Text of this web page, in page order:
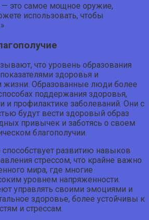
— это самое мощное оружие,
использовать, чтобы
что уровень образования
здоровья и
жизни. Образованные люди более
поддержания здоровья,
и профилактике заболеваний. Они с
будут вести здоровый образ
привычек и заботясь о своем
благополучии.
развитию навыков
стрессом, что крайне важно
мира, где многие
уровнем напряженности.
управлять своими эмоциями и
здоровье, более устойчивы к
и стрессам.